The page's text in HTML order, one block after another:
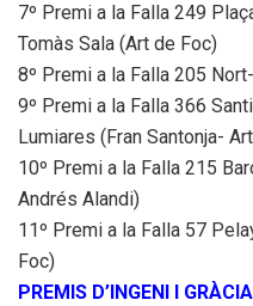
7º Premi a la Falla 249
Tomàs Sala (Art de Foc)
8º Premi a la Falla 205
9º Premi a la Falla 366
Lumiares (Fran Santonja-
10º Premi a la Falla 215
Andrés Alandi)
11º Premi a la Falla 57
Foc)
PREMIS D’INGENI I GRÀCIA